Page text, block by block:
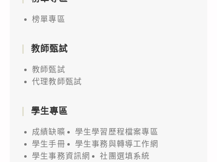
榜單專區
教師甄試
教師甄試
代理教師甄試
學生專區
成績缺曠
學生學習歷程檔案專區
學生手冊
學生事務與轉導工作網
學生事務資訊網
社團選填系統